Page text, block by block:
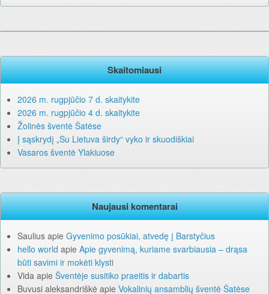
Skaitomiausi
2026 m. rugpjūčio 7 d. skaitykite
2026 m. rugpjūčio 4 d. skaitykite
Žolinės šventė Šatėse
Į sąskrydį „Su Lietuva širdy“ vyko ir skuodiškiai
Vasaros šventė Ylakiuose
Naujausi komentarai
Saulius apie Gyvenimo posūkiai, atvedę į Barstyčius
hello world apie Apie gyvenimą, kuriame svarbiausia – drąsa
būti savimi ir mokėti klysti
Vida apie Šventėje susitiko praeitis ir dabartis
Buvusi aleksandriškė apie Vokalinių ansamblių šventė Šatėse